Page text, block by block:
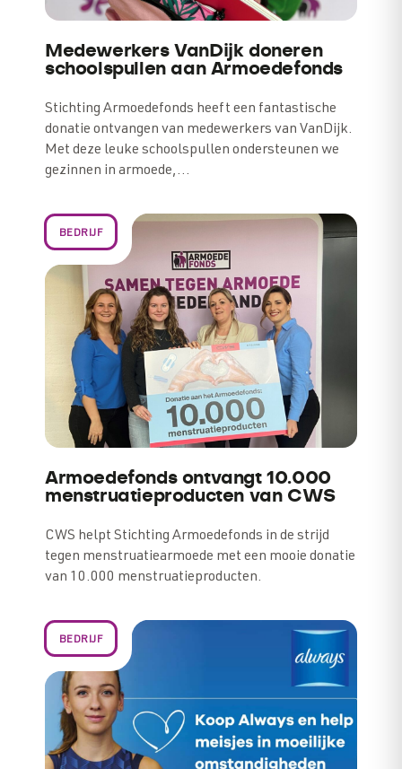
Medewerkers VanDijk doneren
schoolspullen aan Armoedefonds
Stichting Armoedefonds heeft een fantastische
donatie ontvangen van medewerkers van VanDijk.
Met deze leuke schoolspullen ondersteunen we
gezinnen in armoede,…
Armoedefonds ontvangt 10.000
menstruatie­producten van CWS
BEDRIJF
CWS helpt Stichting Armoedefonds in de strijd
tegen menstruatiearmoede met een mooie donatie
van 10.000 menstruatieproducten.
BEDRIJF